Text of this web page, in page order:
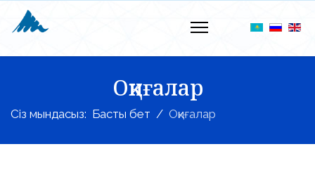
Оқиғалар
Сіз мындасыз: Басты бет Оқиғалар